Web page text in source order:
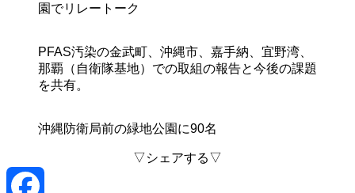
園でリレートーク
PFAS汚染の金武町、沖縄市、嘉手納、宜野湾、
那覇（自衛隊基地）での取組の報告と今後の課題
を共有。
沖縄防衛局前の緑地公園に90名
▽シェアする▽